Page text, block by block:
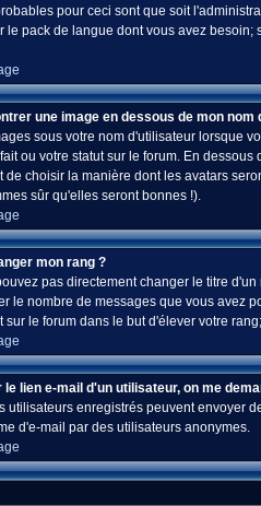
pour ceci sont que soit
le pack de langue dont vous avez
une image en dessous de mon nom
sous votre nom d'utilisateur lorsque
ou votre statut sur le forum. En
de choisir la manière dont les avatars
sûr qu'elles seront bonnes !).
mon rang ?
pas directement changer le titre
le nombre de messages que vous avez
sur le forum dans le but d'élever votre
le lien e-mail d'un utilisateur, on me
utilisateurs enregistrés peuvent envoyer
d'e-mail par des utilisateurs anonymes.